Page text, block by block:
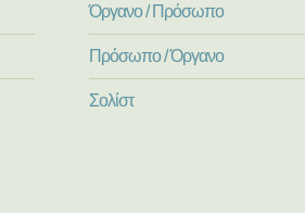
Όργανο / Πρόσωπο
Πρόσωπο / Όργανο
Σολίστ